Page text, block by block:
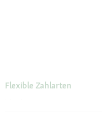
Flexible Zahlarten